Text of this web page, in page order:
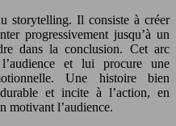
storytelling. Il consiste à créer
progressivement jusqu’à un
dans la conclusion. Cet arc
et lui procure une
Une histoire bien
et incite à l’action, en
motivant l’audience.